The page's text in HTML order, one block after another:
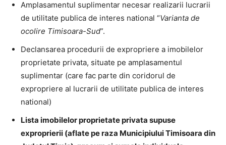
Amplasamentul suplimentar necesar realizarii lucrarii
de utilitate publica de interes national “Varianta de
ocolire Timisoara-Sud”.
Declansarea procedurii de expropriere a imobilelor
proprietate privata, situate pe amplasamentul
suplimentar (care fac parte din coridorul de
expropriere al lucrarii de utilitate publica de interes
national)
Lista imobilelor proprietate privata supuse
exproprierii (aflate pe raza Municipiului Timisoara din